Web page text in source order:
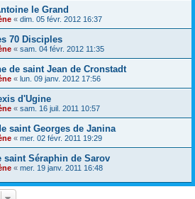
le Grand
« dim. 05 févr. 2012 16:37
70 Disciples
« sam. 04 févr. 2012 11:35
de saint Jean de Cronstadt
« lun. 09 janv. 2012 17:56
d'Ugine
« sam. 16 juil. 2011 10:57
saint Georges de Janina
« mer. 02 févr. 2011 19:29
saint Séraphin de Sarov
« mer. 19 janv. 2011 16:48